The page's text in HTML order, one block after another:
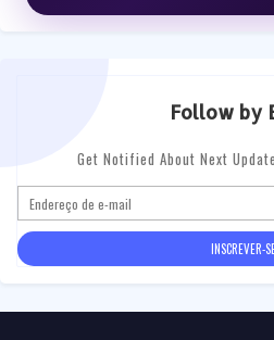
Follow by
Get Notified About Next